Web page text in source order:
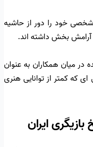
خود را دور از حاشیه
آرامش بخش داشته اند.
در میان همکاران به عنوان
که کمتر از توانایی هنری
ایران